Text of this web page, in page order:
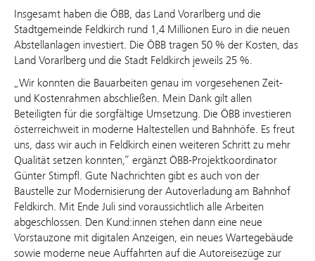
Insgesamt haben die ÖBB, das Land Vorarlberg und die
Stadtgemeinde Feldkirch rund 1,4 Millionen Euro in die neuen
Abstellanlagen investiert. Die ÖBB tragen 50 % der Kosten, das
Land Vorarlberg und die Stadt Feldkirch jeweils 25 %.
„Wir konnten die Bauarbeiten genau im vorgesehenen Zeit-
und Kostenrahmen abschließen. Mein Dank gilt allen
Beteiligten für die sorgfältige Umsetzung. Die ÖBB investieren
österreichweit in moderne Haltestellen und Bahnhöfe. Es freut
uns, dass wir auch in Feldkirch einen weiteren Schritt zu mehr
Qualität setzen konnten,“ ergänzt ÖBB-Projektkoordinator
Günter Stimpfl. Gute Nachrichten gibt es auch von der
Baustelle zur Modernisierung der Autoverladung am Bahnhof
Feldkirch. Mit Ende Juli sind voraussichtlich alle Arbeiten
abgeschlossen. Den Kund:innen stehen dann eine neue
Vorstauzone mit digitalen Anzeigen, ein neues Wartegebäude
sowie moderne neue Auffahrten auf die Autoreisezüge zur